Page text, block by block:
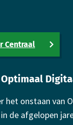
Centraal
het onstaan van
de afgelopen